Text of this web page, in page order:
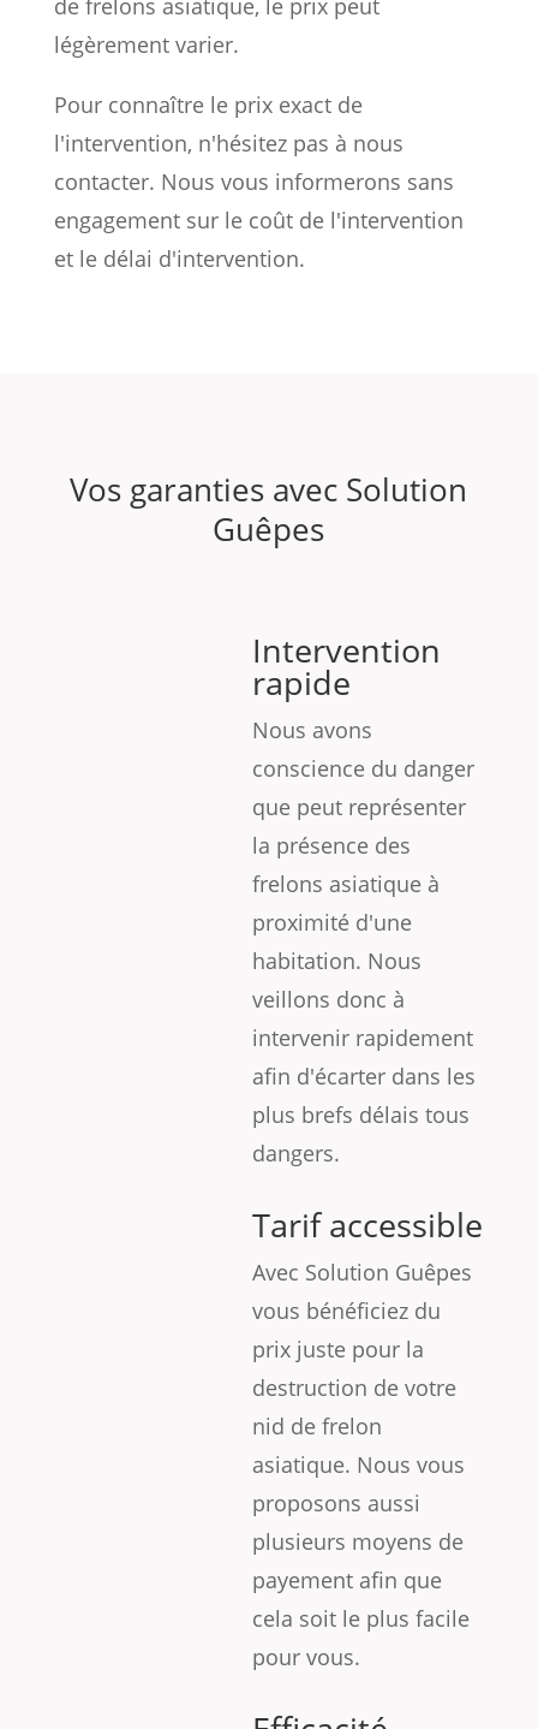
de frelons asiatique, le prix peut
légèrement varier.
Pour connaître le prix exact de
l'intervention, n'hésitez pas à nous
contacter. Nous vous informerons sans
engagement sur le coût de l'intervention
et le délai d'intervention.
Vos garanties avec Solution
Guêpes
Intervention
rapide
Nous avons
conscience du danger
que peut représenter
la présence des
frelons asiatique à
proximité d'une
habitation. Nous
veillons donc à
intervenir rapidement
afin d'écarter dans les
plus brefs délais tous
dangers.
Tarif accessible
Avec Solution Guêpes
vous bénéficiez du
prix juste pour la
destruction de votre
nid de frelon
asiatique. Nous vous
proposons aussi
plusieurs moyens de
payement afin que
cela soit le plus facile
pour vous.